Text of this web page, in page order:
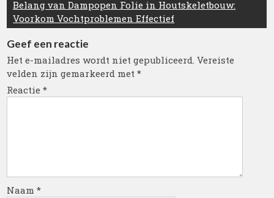
Belang van Dampopen Folie in Houtskeletbouw:
Voorkom Vochtproblemen Effectief
Geef een reactie
Het e-mailadres wordt niet gepubliceerd. Vereiste
velden zijn gemarkeerd met*
Reactie*
Naam*